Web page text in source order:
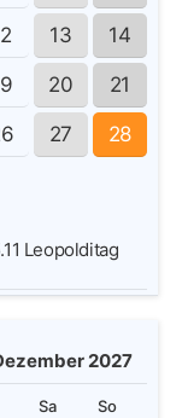
13 14
20 21
27 28
Leopolditag
2027
Sa So